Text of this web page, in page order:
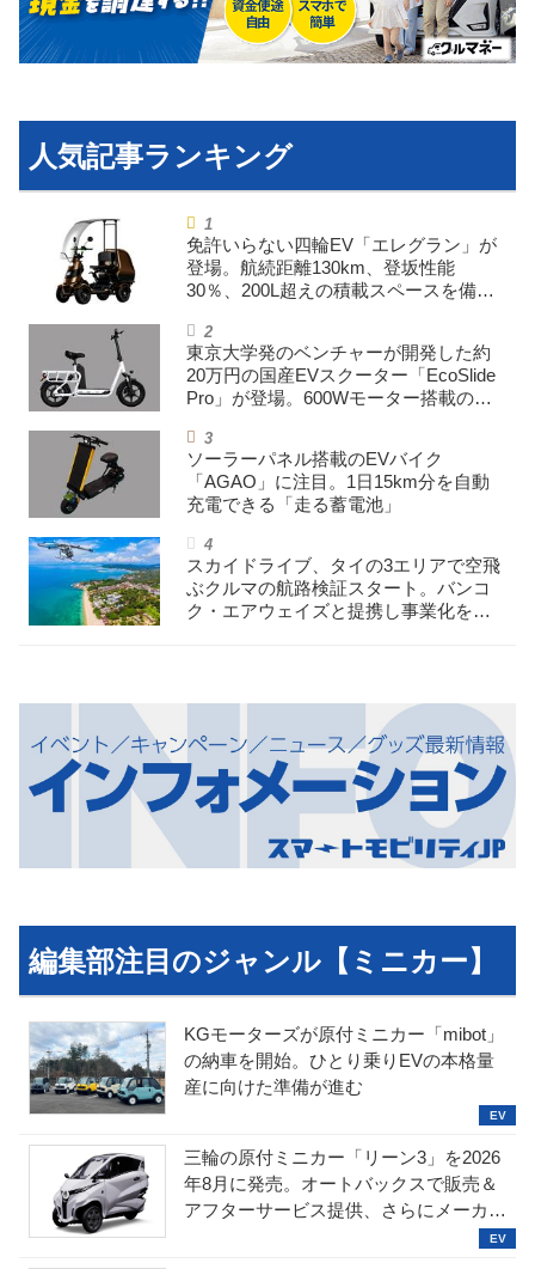
免許いらない四輪EV「エレグラン」が
登場。航続距離130km、登坂性能
30％、200L超えの積載スペースを備え
東京大学発のベンチャーが開発した約
20万円の国産EVスクーター「EcoSlide
Pro」が登場。600Wモーター搭載のハ
ソーラーパネル搭載のEVバイク
「AGAO」に注目。1日15km分を自動
充電できる「走る蓄電池」
スカイドライブ、タイの3エリアで空飛
ぶクルマの航路検証スタート。バンコ
ク・エアウェイズと提携し事業化を目
編集部注目のジャンル【ミニカー】
KGモーターズが原付ミニカー「mibot」
の納車を開始。ひとり乗りEVの本格量
産に向けた準備が進む
三輪の原付ミニカー「リーン3」を2026
年8月に発売。オートバックスで販売＆
アフターサービス提供、さらにメーカー